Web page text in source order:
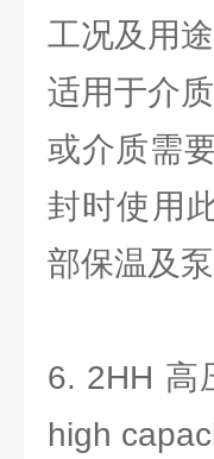
工况及用
适用于介
或介质需
封时使用
部保温及
6. 2HH 高
high